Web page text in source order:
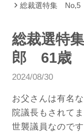
総裁選特集
総裁選特
郎 61歳
2024/08/30
お父さんは有名
院議長もされてま
世襲議員なので